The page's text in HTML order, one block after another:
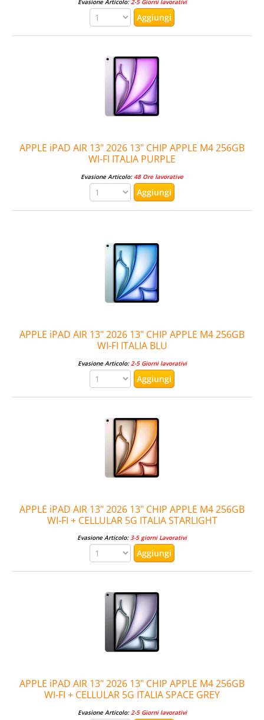
Evasione Articolo:2-5 Giorni lavorativi
APPLE iPAD AIR 13" 2026 13" CHIP APPLE M4 256GB
WI-FI ITALIA PURPLE
Evasione Articolo:48 Ore lavorative
APPLE iPAD AIR 13" 2026 13" CHIP APPLE M4 256GB
WI-FI ITALIA BLU
Evasione Articolo:2-5 Giorni lavorativi
APPLE iPAD AIR 13" 2026 13" CHIP APPLE M4 256GB
WI-FI + CELLULAR 5G ITALIA STARLIGHT
Evasione Articolo:3-5 giorni Lavorativi
APPLE iPAD AIR 13" 2026 13" CHIP APPLE M4 256GB
WI-FI + CELLULAR 5G ITALIA SPACE GREY
Evasione Articolo:2-5 Giorni lavorativi